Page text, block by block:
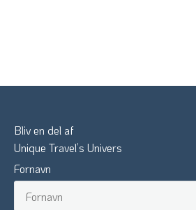
Bliv en del af
Unique Travel’s Univers
Fornavn